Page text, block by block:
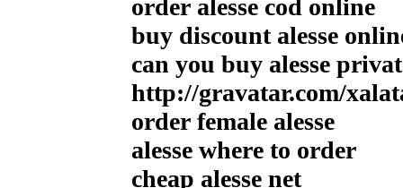
order alesse cod online
buy discount alesse
can you buy alesse
http://gravatar.com/
order female alesse
alesse where to order
cheap alesse net